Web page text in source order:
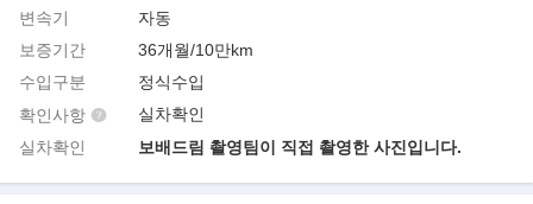
변속기
자동
보증기간
36개월/10만km
수입구분
정식수입
확인사항
실차확인
실차확인
보배드림 촬영팀이 직접 촬영한 사진입니다.